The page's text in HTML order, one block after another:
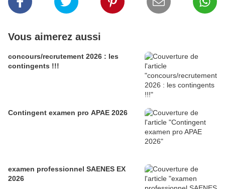
Vous aimerez aussi
concours/recrutement 2026 : les
contingents !!!
Contingent examen pro APAE 2026
examen professionnel SAENES EX
2026